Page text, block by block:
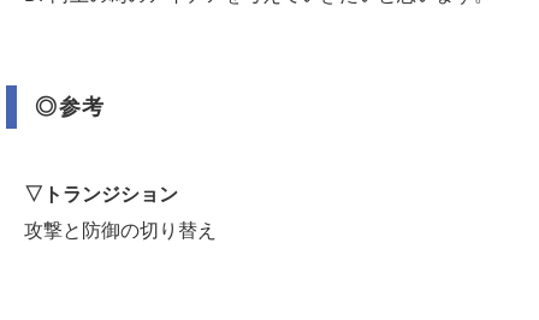
◎参考
▽トランジション
攻撃と防御の切り替え